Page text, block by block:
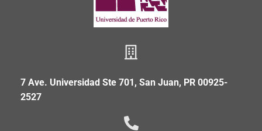
7 Ave. Universidad Ste 701, San Juan, PR 00925-
2527